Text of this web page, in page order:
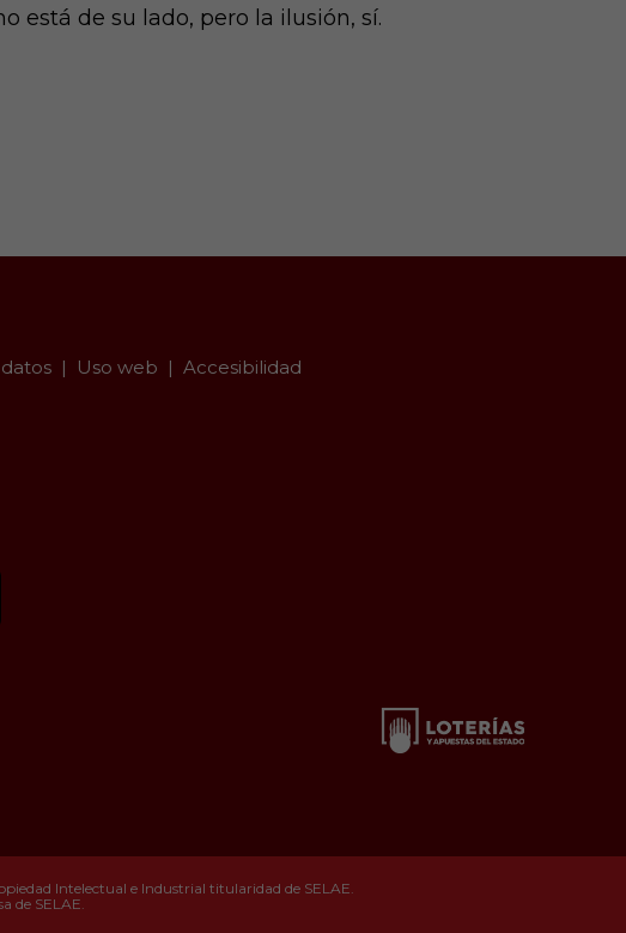
está de su lado, pero la ilusión, sí.
Uso web Accesibilidad
Intelectual e Industrial titularidad de SELAE.
de SELAE.